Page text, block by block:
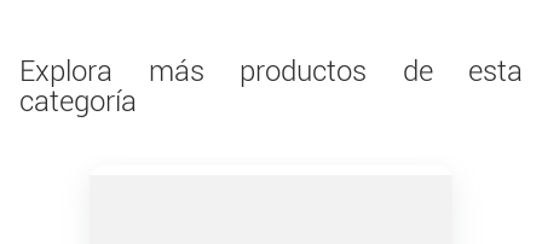
Explora más productos de esta
categoría